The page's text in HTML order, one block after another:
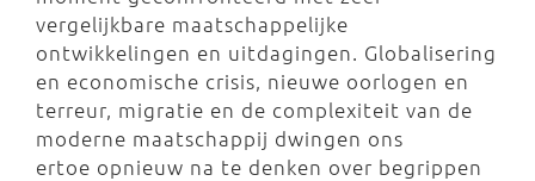
vergelijkbare maatschappelijke
ontwikkelingen en uitdagingen. Globalisering
en economische crisis, nieuwe oorlogen en
terreur, migratie en de complexiteit van de
moderne maatschappij dwingen ons
ertoe opnieuw na te denken over begrippen